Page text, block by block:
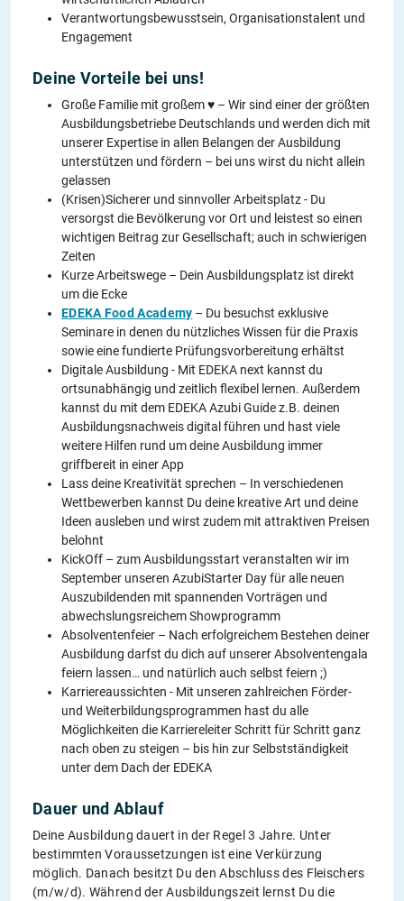
Verantwortungsbewusstsein, Organisationstalent und
Engagement
Deine Vorteile bei uns!
Große Familie mit großem ♥ – Wir sind einer der größten
Ausbildungsbetriebe Deutschlands und werden dich mit
unserer Expertise in allen Belangen der Ausbildung
unterstützen und fördern – bei uns wirst du nicht allein
gelassen
(Krisen)Sicherer und sinnvoller Arbeitsplatz - Du
versorgst die Bevölkerung vor Ort und leistest so einen
wichtigen Beitrag zur Gesellschaft; auch in schwierigen
Zeiten
Kurze Arbeitswege – Dein Ausbildungsplatz ist direkt
um die Ecke
EDEKA Food Academy – Du besuchst exklusive
Seminare in denen du nützliches Wissen für die Praxis
sowie eine fundierte Prüfungsvorbereitung erhältst
Digitale Ausbildung - Mit EDEKA next kannst du
ortsunabhängig und zeitlich flexibel lernen. Außerdem
kannst du mit dem EDEKA Azubi Guide z.B. deinen
Ausbildungsnachweis digital führen und hast viele
weitere Hilfen rund um deine Ausbildung immer
griffbereit in einer App
Lass deine Kreativität sprechen – In verschiedenen
Wettbewerben kannst Du deine kreative Art und deine
Ideen ausleben und wirst zudem mit attraktiven Preisen
belohnt
KickOff – zum Ausbildungsstart veranstalten wir im
September unseren AzubiStarter Day für alle neuen
Auszubildenden mit spannenden Vorträgen und
abwechslungsreichem Showprogramm
Absolventenfeier – Nach erfolgreichem Bestehen deiner
Ausbildung darfst du dich auf unserer Absolventengala
feiern lassen… und natürlich auch selbst feiern ;)
Karriereaussichten - Mit unseren zahlreichen Förder-
und Weiterbildungsprogrammen hast du alle
Möglichkeiten die Karriereleiter Schritt für Schritt ganz
nach oben zu steigen – bis hin zur Selbstständigkeit
unter dem Dach der EDEKA
Dauer und Ablauf
Deine Ausbildung dauert in der Regel 3 Jahre. Unter
bestimmten Voraussetzungen ist eine Verkürzung
möglich. Danach besitzt Du den Abschluss des Fleischers
(m/w/d). Während der Ausbildungszeit lernst Du die